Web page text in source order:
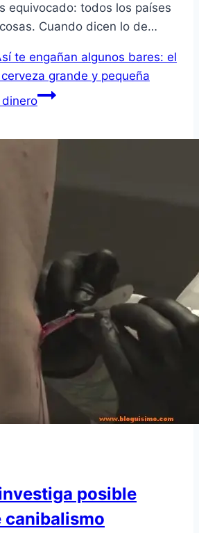
equivocado: todos los países
Cuando dicen lo de…
te engañan algunos bares: el
grande y pequeña
posible
canibalismo